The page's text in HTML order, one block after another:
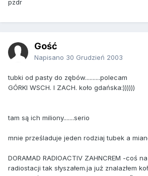
pzdr
Gość
Napisano 30 Grudzień 2003
tubki od pasty do zębów..........polecam
GÓRKI WSCH. I ZACH. koło gdańska:))))))
tam są ich miliony.......serio
mnie prześladuje jeden rodziaj tubek a
DORAMAD RADIOACTIV ZAHNCREM -coś
radiostacji tak słyszałem.ja już znalazłem